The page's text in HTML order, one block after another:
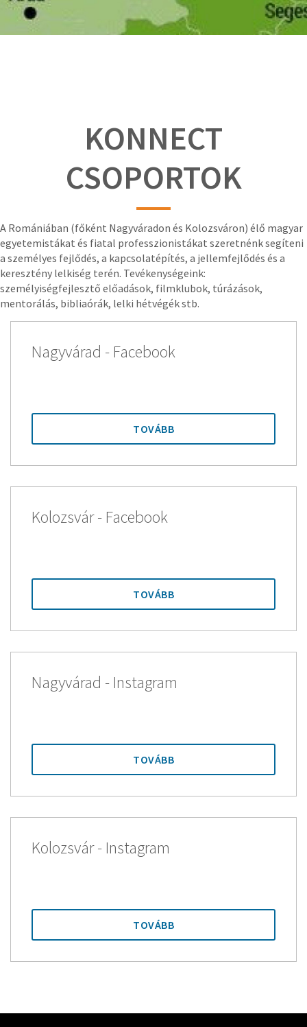
KONNECT
CSOPORTOK
A Romániában (főként Nagyváradon és Kolozsváron) élő magyar
egyetemistákat és fiatal professzionistákat szeretnénk segíteni
a személyes fejlődés, a kapcsolatépítés, a jellemfejlődés és a
keresztény lelkiség terén. Tevékenységeink:
személyiségfejlesztő előadások, filmklubok, túrázások,
mentorálás, bibliaórák, lelki hétvégék stb.
Nagyvárad - Facebook
TOVÁBB
Kolozsvár - Facebook
TOVÁBB
Nagyvárad - Instagram
TOVÁBB
Kolozsvár - Instagram
TOVÁBB